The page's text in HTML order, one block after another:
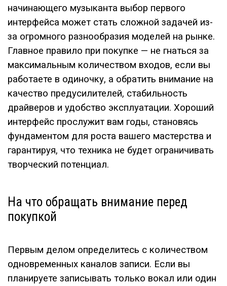
начинающего музыканта выбор первого
интерфейса может стать сложной задачей из-
за огромного разнообразия моделей на рынке.
Главное правило при покупке — не гнаться за
максимальным количеством входов, если вы
работаете в одиночку, а обратить внимание на
качество предусилителей, стабильность
драйверов и удобство эксплуатации. Хороший
интерфейс прослужит вам годы, становясь
фундаментом для роста вашего мастерства и
гарантируя, что техника не будет ограничивать
творческий потенциал.
На что обращать внимание перед
покупкой
Первым делом определитесь с количеством
одновременных каналов записи. Если вы
планируете записывать только вокал или один